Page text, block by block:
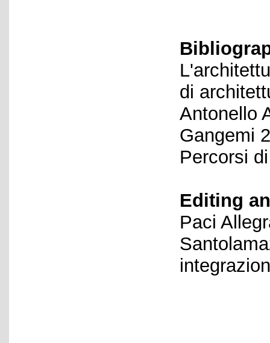
di
Antonello
Gangemi
Percorsi
Editing
Paci